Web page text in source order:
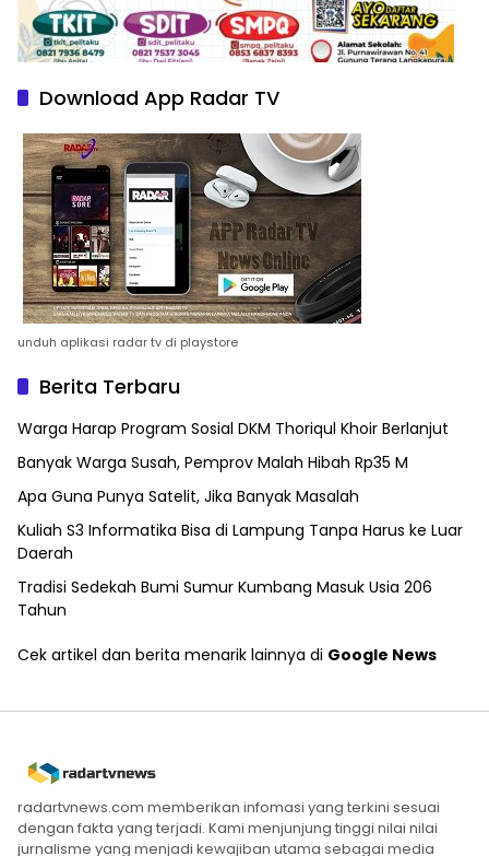
Download App Radar TV
unduh aplikasi radar tv di playstore
Berita Terbaru
Warga Harap Program Sosial DKM Thoriqul Khoir Berlanjut
Banyak Warga Susah, Pemprov Malah Hibah Rp35 M
Apa Guna Punya Satelit, Jika Banyak Masalah
Kuliah S3 Informatika Bisa di Lampung Tanpa Harus ke Luar
Daerah
Tradisi Sedekah Bumi Sumur Kumbang Masuk Usia 206
Tahun
Cek artikel dan berita menarik lainnya di Google News
radartvnews.com memberikan infomasi yang terkini sesuai
dengan fakta yang terjadi. Kami menjunjung tinggi nilai nilai
jurnalisme yang menjadi kewajiban utama sebagai media